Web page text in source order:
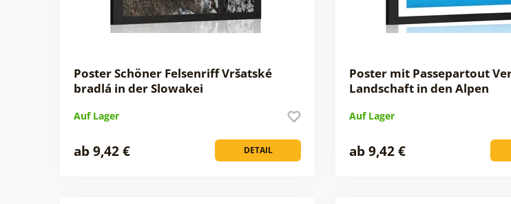
Poster Schöner Felsenriff Vršatské
bradlá in der Slowakei
Auf Lager
DETAIL
ab 9,42 €
Poster mit Passepartout
Landschaft in den Alpen
Auf Lager
ab 9,42 €